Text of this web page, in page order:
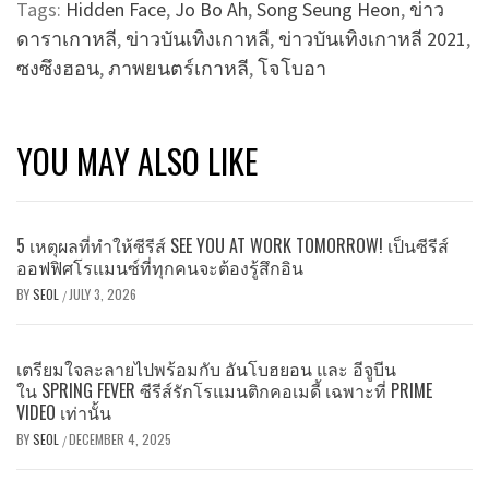
Tags: Hidden Face, Jo Bo Ah,Song Seung Heon, ข่าว
ดาราเกาหลี, ข่าวบันเทิงเกาหลี, ข่าวบันเทิงเกาหลี 2021,
ซงซึงฮอน,ภาพยนตร์เกาหลี,โจโบอา
YOU MAY ALSO LIKE
5 เหตุผลที่ทำให้ซีรีส์ SEE YOU AT WORK TOMORROW! เป็นซีรีส์
ออฟฟิศโรแมนซ์ที่ทุกคนจะต้องรู้สึกอิน
BYSEOL /JULY 3, 2026
เตรียมใจละลายไปพร้อมกับ อันโบฮยอน และ อีจูบีน
ใน SPRING FEVER ซีรีส์รักโรแมนติกคอเมดี้ เฉพาะที่ PRIME
VIDEO เท่านั้น
BYSEOL /DECEMBER 4, 2025